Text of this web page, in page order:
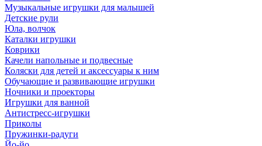
Музыкальные игрушки для малышей
Детские рули
Юла, волчок
Каталки игрушки
Коврики
Качели напольные и подвесные
Коляски для детей и аксессуары к ним
Обучающие и развивающие игрушки
Ночники и проекторы
Игрушки для ванной
Антистресс-игрушки
Приколы
Пружинки-радуги